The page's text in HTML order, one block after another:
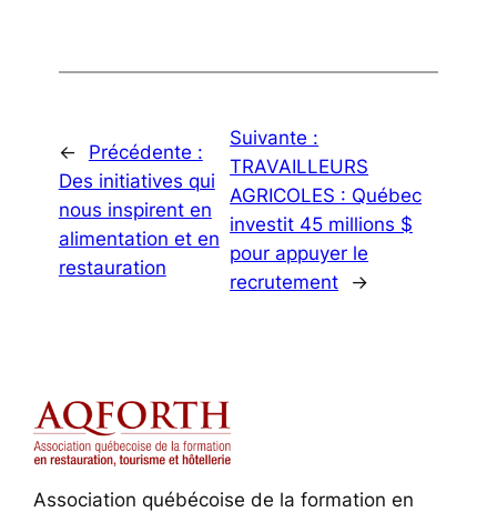
←
Précédente :
Des initiatives qui
nous inspirent en
alimentation et en
restauration
Suivante :
TRAVAILLEURS
AGRICOLES : Québec
investit 45 millions $
pour appuyer le
recrutement
→
Association québécoise de la formation en